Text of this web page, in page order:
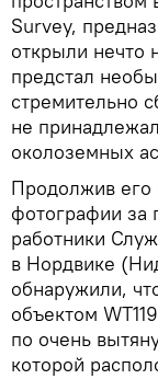
Survey,
открыли нечто
предстал
стремительно
не
околоземных
Продолжив его
фотографии за
работники
в Нордвике
обнаружили,
объектом
по очень
которой